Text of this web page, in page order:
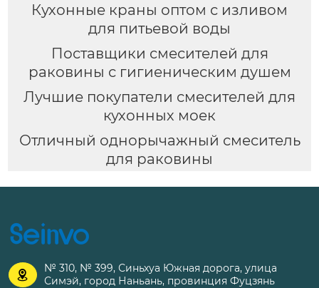
Кухонные краны оптом с изливом
для питьевой воды
Поставщики смесителей для
раковины с гигиеническим душем
Лучшие покупатели смесителей для
кухонных моек
Отличный однорычажный смеситель
для раковины

№ 310, № 399, Синьхуа Южная дорога, улица
Симэй, город Наньань, провинция Фуцзянь